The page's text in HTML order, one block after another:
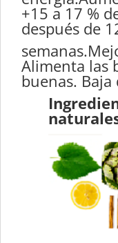
+15 a 17 %
después de
Alimenta las
buenas. Baja